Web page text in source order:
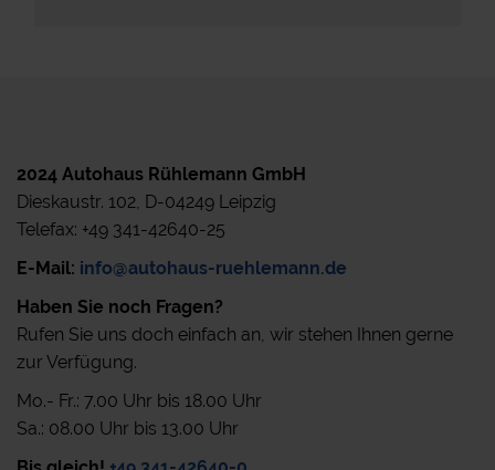
2024 Autohaus Rühlemann GmbH
Dieskaustr. 102, D-04249 Leipzig
Telefax: +49 341-42640-25
E-Mail: info@autohaus-ruehlemann.de
Haben Sie noch Fragen?
Rufen Sie uns doch einfach an, wir stehen Ihnen gerne
zur Verfügung.
Mo.- Fr.: 7.00 Uhr bis 18.00 Uhr
Sa.: 08.00 Uhr bis 13.00 Uhr